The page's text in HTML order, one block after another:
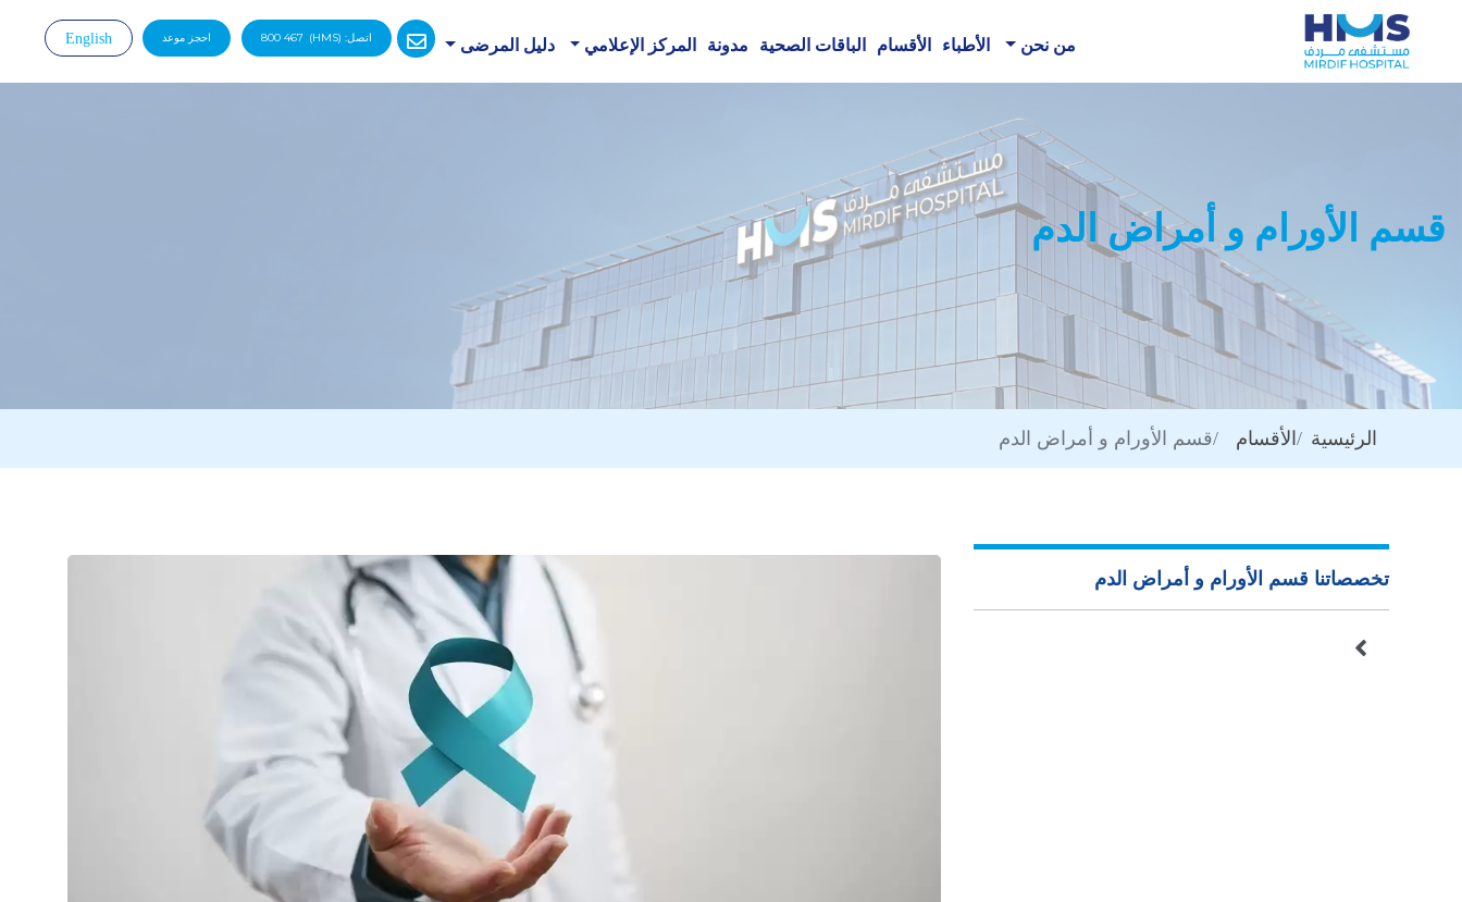
من نحن الأطباء الأقسام الباقات الصحية مدونة المركز الإعلامي دليل المرضى اتصل: 800 467 (HMS) احجز موعد English
قسم الأورام و أمراض الدم
الرئيسية الأقسام قسم الأورام و أمراض الدم
تخصصاتنا قسم الأورام و أمراض الدم
